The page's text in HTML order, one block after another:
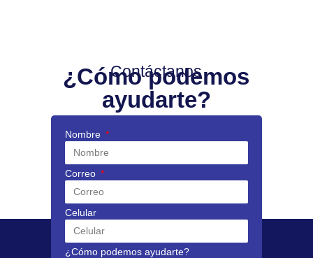
Contáctanos
¿Cómo podemos
ayudarte?
Nombre
Correo
Celular
¿Cómo podemos ayudarte?